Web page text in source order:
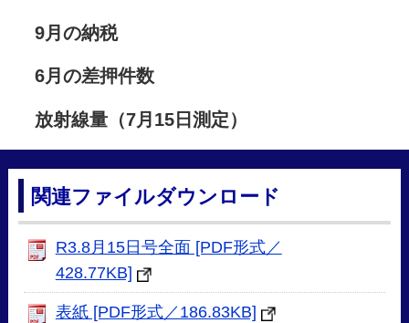
9月の納税
6月の差押件数
放射線量（7月15日測定）
関連ファイルダウンロード
R3.8月15日号全面 [PDF形式／
428.77KB]
表紙 [PDF形式／186.83KB]